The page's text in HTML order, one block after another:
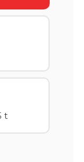
t